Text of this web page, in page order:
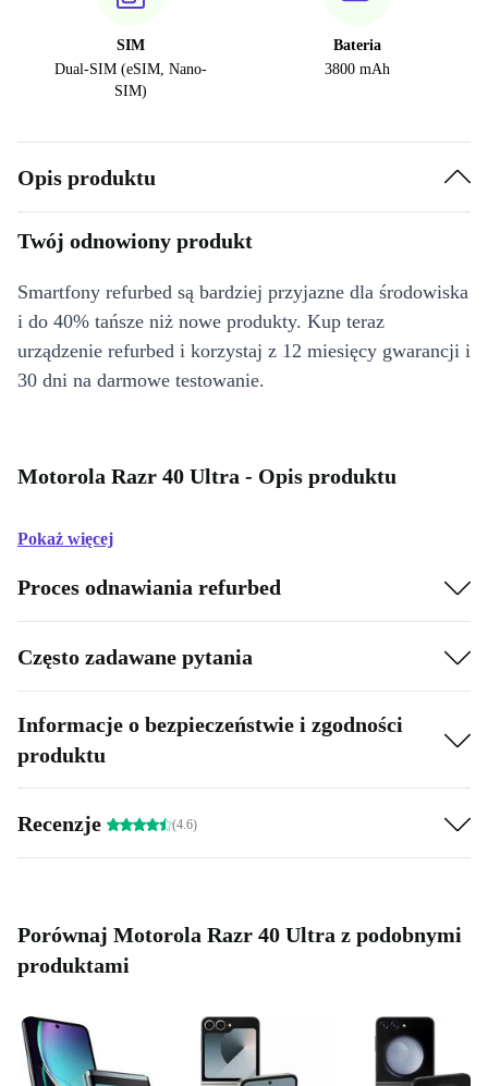
SIM
Dual-SIM (eSIM, Nano-
SIM)
Bateria
3800 mAh
Opis produktu
Twój odnowiony produkt
Smartfony refurbed są bardziej przyjazne dla środowiska
i do 40% tańsze niż nowe produkty. Kup teraz
urządzenie refurbed i korzystaj z 12 miesięcy gwarancji i
30 dni na darmowe testowanie.
Motorola Razr 40 Ultra - Opis produktu
Pokaż więcej
Proces odnawiania refurbed
Często zadawane pytania
Informacje o bezpieczeństwie i zgodności
produktu
Recenzje (4.6)
Porównaj Motorola Razr 40 Ultra z podobnymi
produktami